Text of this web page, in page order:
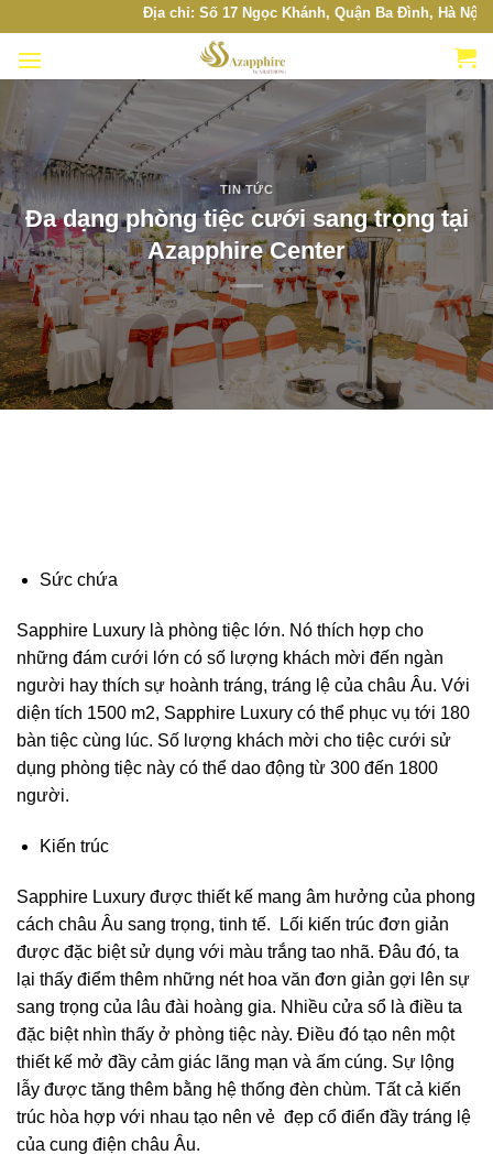
content
Địa chỉ: Số 17 Ngọc Khánh, Quận Ba Đình, Hà Nội.
TIN TỨC
Đa dạng phòng tiệc cưới sang trọng tại
Azapphire Center
Sức chứa
Sapphire Luxury là phòng tiệc lớn. Nó thích hợp cho
những đám cưới lớn có số lượng khách mời đến ngàn
người hay thích sự hoành tráng, tráng lệ của châu Âu. Với
diện tích 1500 m2, Sapphire Luxury có thể phục vụ tới 180
bàn tiệc cùng lúc. Số lượng khách mời cho tiệc cưới sử
dụng phòng tiệc này có thể dao động từ 300 đến 1800
người.
Kiến trúc
Sapphire Luxury được thiết kế mang âm hưởng của phong
cách châu Âu sang trọng, tinh tế. Lối kiến trúc đơn giản
được đặc biệt sử dụng với màu trắng tao nhã. Đâu đó, ta
lại thấy điểm thêm những nét hoa văn đơn giản gợi lên sự
sang trọng của lâu đài hoàng gia. Nhiều cửa sổ là điều ta
đặc biệt nhìn thấy ở phòng tiệc này. Điều đó tạo nên một
thiết kế mở đầy cảm giác lãng mạn và ấm cúng. Sự lộng
lẫy được tăng thêm bằng hệ thống đèn chùm. Tất cả kiến
trúc hòa hợp với nhau tạo nên vẻ đẹp cổ điển đầy tráng lệ
của cung điện châu Âu.